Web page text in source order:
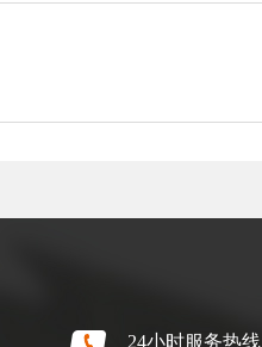
24小时服务热线